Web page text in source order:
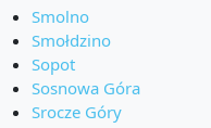
Smolno
Smołdzino
Sopot
Sosnowa Góra
Srocze Góry